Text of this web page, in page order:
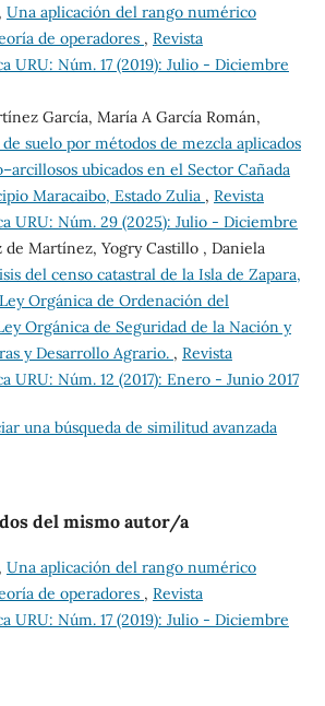
Una aplicación del rango numérico
de operadores , Revista
URU: Núm. 17 (2019): Julio - Diciembre
García, María A García Román,
suelo por métodos de mezcla aplicados
ubicados en el Sector Cañada
Maracaibo, Estado Zulia , Revista
URU: Núm. 29 (2025): Julio - Diciembre
de Martínez, Yogry Castillo , Daniela
del censo catastral de la Isla de Zapara,
Orgánica de Ordenación del
Orgánica de Seguridad de la Nación y
y Desarrollo Agrario. , Revista
URU: Núm. 12 (2017): Enero - Junio 2017
una búsqueda de similitud avanzada
del mismo autor/a
Una aplicación del rango numérico
de operadores , Revista
URU: Núm. 17 (2019): Julio - Diciembre